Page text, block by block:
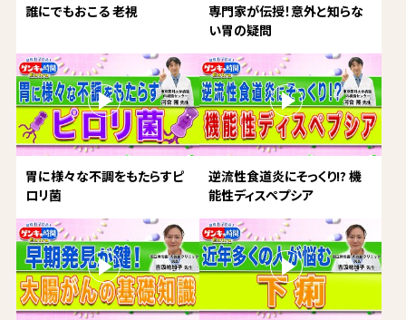
誰にでもおこる 老視
専門家が伝授！意外と知らな
い胃の疑問
胃に様々な不調をもたらすピ
ロリ菌
逆流性食道炎にそっくり!? 機
能性ディスペプシア